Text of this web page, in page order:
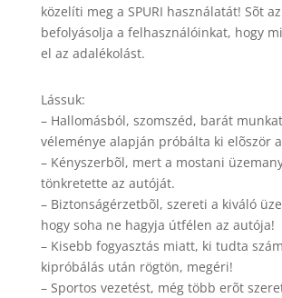
közelíti meg a SPURI használatát! Sõt
befolyásolja a felhasználóinkat, hogy
el az adalékolást.
Lássuk:
– Hallomásból, szomszéd, barát
véleménye alapján próbálta ki elõször a
– Kényszerbõl, mert a mostani
tönkretette az autóját.
– Biztonságérzetbõl, szereti a kiváló
hogy soha ne hagyja útfélen az autója!
– Kisebb fogyasztás miatt, ki tudta
kipróbálás után rögtön, megéri!
– Sportos vezetést, még több erõt